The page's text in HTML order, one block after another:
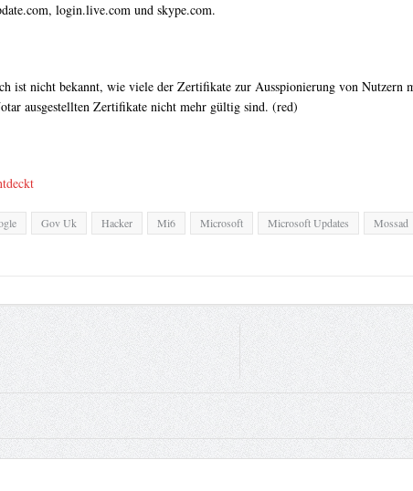
login.live.com und skype.com.
ist nicht bekannt, wie viele der Zertifikate zur Ausspionierung von Nutzern
ausgestellten Zertifikate nicht mehr gültig sind. (red)
Gov Uk Hacker Mi6 Microsoft Microsoft Updates Mossad